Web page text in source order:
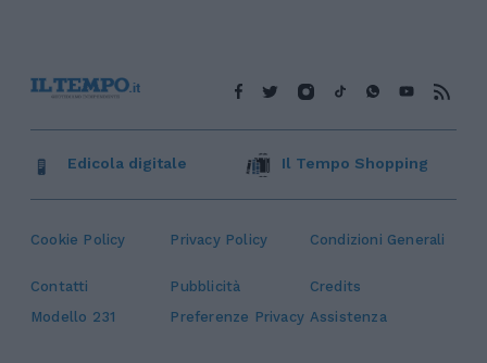
Cookie Policy Privacy Policy Condizioni Generali
Contatti Pubblicità
Credits
Modello 231
Preferenze Privacy Assistenza
Edicola digitale Il Tempo Shopping